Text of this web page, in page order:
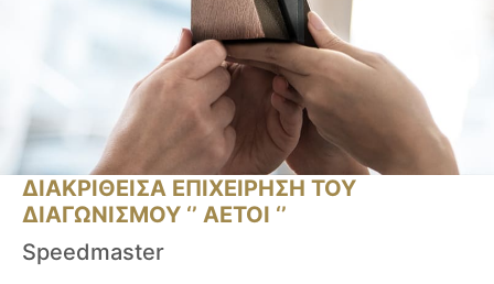
ΔΙΑΚΡΙΘΕΙΣΑ ΕΠΙΧΕΙΡΗΣΗ ΤΟΥ
ΔΙΑΓΩΝΙΣΜΟΥ ‘’ ΑΕΤΟΙ ‘’
Speedmaster